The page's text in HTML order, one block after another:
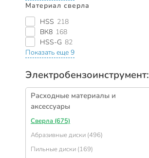
Материал сверла
HSS 218
ВК8 168
HSS-G 82
Показать еще 9
Электробензоинструмент:
Расходные материалы и
аксессуары
Сверла (675)
Абразивные диски (496)
Пильные диски (169)